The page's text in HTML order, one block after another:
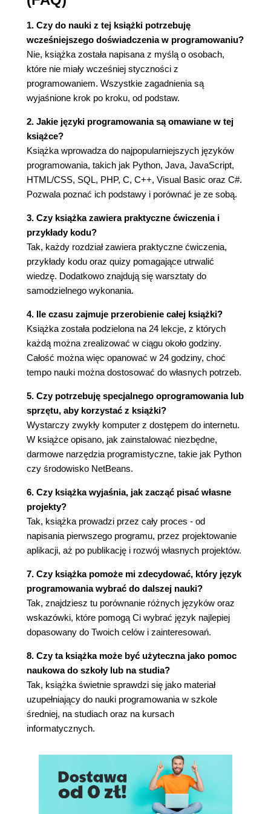
Pytania i odpowiedzi 65
Warsztaty 66
Godzina 4. Pobieranie danych wejściowych i
wyświetlanie danych wyjściowych 69
Wyświetlanie danych na ekranie za pomocą
Przechowywanie danych 72
Pobieranie danych z klawiatury za pomocą
metody input() 75
Podsumowanie 80
Pytania i odpowiedzi 80
Warsztaty 81
Godzina 5. Przetwarzanie danych z
wykorzystaniem liczb i słów 83
Jeszcze o łańcuchach znaków 83
Wykonywanie obliczeń matematycznych w
W jaki sposób komputery wykonują obliczenia? 89
Używanie znaków Unicode 92
Przegląd funkcji 93
Podsumowanie 98
Pytania i odpowiedzi 99
Warsztaty 99
CZĘŚĆ II. PODSTAWY PROGRAMOWANIA
Godzina 6. Sterowanie programami 103
Porównywanie danych za pomocą instrukcji if 103
Pisanie warunków 106
Podsumowanie 116
Pytania i odpowiedzi 116
Warsztaty 116
Godzina 7. Narzędzia do debugowania 119
Pierwszy błąd 119
Wszystko zależy od precyzji 120
Pisz przejrzyste programy 126
Dodatkowe techniki debugowania 127
Podsumowanie 128
Pytania i odpowiedzi 128
Godzina 8. Techniki programowania strukturalnego
131
Programowanie strukturalne 131
Umieszczanie kodu w Pythonie w funkcjach 137
Testowanie programu 139
Wróćmy do programowania 141
Podsumowanie 142
Pytania i odpowiedzi 142
1. Czy do nauki z tej książki potrzebuję
wcześniejszego doświadczenia w programowaniu?
Nie, książka została napisana z myślą o osobach,
które nie miały wcześniej styczności z
programowaniem. Wszystkie zagadnienia są
wyjaśnione krok po kroku, od podstaw.
2. Jakie języki programowania są omawiane w tej
książce?
Książka wprowadza do najpopularniejszych języków
programowania, takich jak Python, Java, JavaScript,
HTML/CSS, SQL, PHP, C, C++, Visual Basic oraz C#.
Pozwala poznać ich podstawy i porównać je ze sobą.
3. Czy książka zawiera praktyczne ćwiczenia i
przykłady kodu?
Tak, każdy rozdział zawiera praktyczne ćwiczenia,
przykłady kodu oraz quizy pomagające utrwalić
wiedzę. Dodatkowo znajdują się warsztaty do
samodzielnego wykonania.
4. Ile czasu zajmuje przerobienie całej książki?
Książka została podzielona na 24 lekcje, z których
każdą można zrealizować w ciągu około godziny.
Całość można więc opanować w 24 godziny, choć
tempo nauki można dostosować do własnych potrzeb.
5. Czy potrzebuję specjalnego oprogramowania lub
sprzętu, aby korzystać z książki?
Wystarczy zwykły komputer z dostępem do internetu.
W książce opisano, jak zainstalować niezbędne,
darmowe narzędzia programistyczne, takie jak Python
czy środowisko NetBeans.
6. Czy książka wyjaśnia, jak zacząć pisać własne
projekty?
Tak, książka prowadzi przez cały proces - od
napisania pierwszego programu, przez projektowanie
aplikacji, aż po publikację i rozwój własnych projektów.
7. Czy książka pomoże mi zdecydować, który język
programowania wybrać do dalszej nauki?
Tak, znajdziesz tu porównanie różnych języków oraz
wskazówki, które pomogą Ci wybrać język najlepiej
dopasowany do Twoich celów i zainteresowań.
8. Czy ta książka może być użyteczna jako pomoc
naukowa do szkoły lub na studia?
Tak, książka świetnie sprawdzi się jako materiał
uzupełniający do nauki programowania w szkole
średniej, na studiach oraz na kursach
informatycznych.